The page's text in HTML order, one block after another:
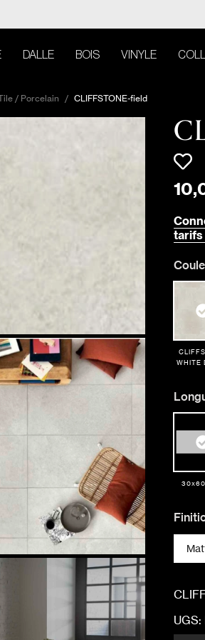
SUIVRE MA
SUIVRE MA
DALLE BOIS VINYLE
/ Porcelain / CLIFFSTONE-field
10,
tarifs
WHITE
UGS:
SUIVRE MA